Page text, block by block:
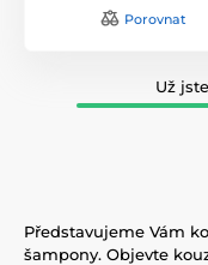
Porovnat
Už
Představujeme Vám
šampony. Objevte